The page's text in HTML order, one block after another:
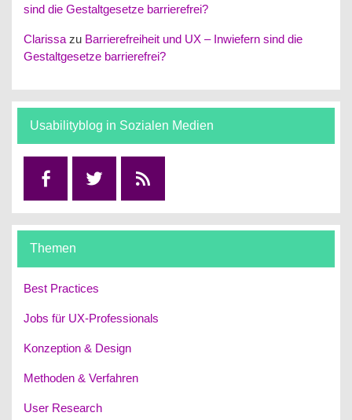
sind die Gestaltgesetze barrierefrei?
Clarissa zu Barrierefreiheit und UX – Inwiefern sind die
Gestaltgesetze barrierefrei?
Usabilityblog in Sozialen Medien
Themen
Best Practices
Jobs für UX-Professionals
Konzeption & Design
Methoden & Verfahren
User Research